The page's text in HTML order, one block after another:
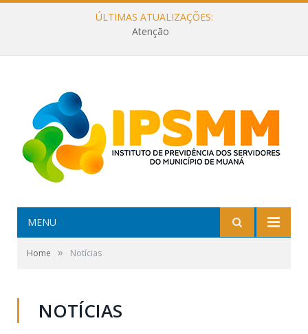
ÚLTIMAS ATUALIZAÇÕES:
Atenção
MENU
Home » Notícias
NOTÍCIAS